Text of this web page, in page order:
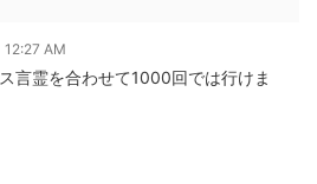
AM
言霊を合わせて1000回では行けま